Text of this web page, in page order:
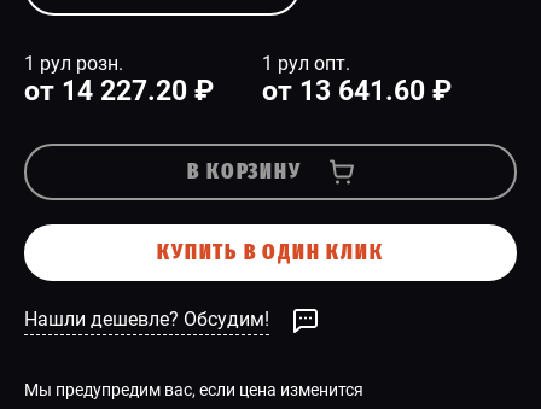
1 рул розн.
от 14 227.20 ₽
1 рул опт.
от 13 641.60 ₽
В КОРЗИНУ
КУПИТЬ В ОДИН КЛИК
Нашли дешевле? Обсудим!
Мы предупредим вас, если цена изменится